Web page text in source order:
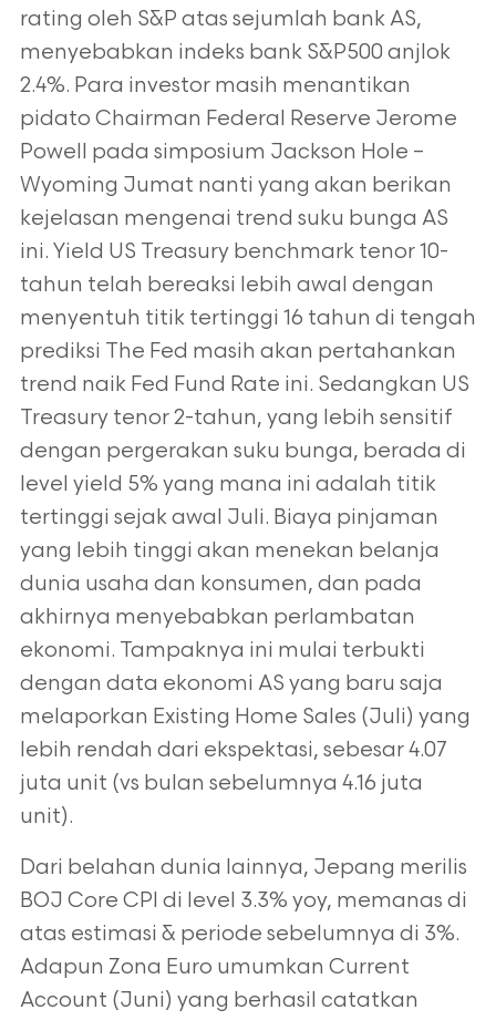
rating oleh S&P atas sejumlah bank AS,
menyebabkan indeks bank S&P500 anjlok
2.4%. Para investor masih menantikan
pidato Chairman Federal Reserve Jerome
Powell pada simposium Jackson Hole –
Wyoming Jumat nanti yang akan berikan
kejelasan mengenai trend suku bunga AS
ini. Yield US Treasury benchmark tenor 10-
tahun telah bereaksi lebih awal dengan
menyentuh titik tertinggi 16 tahun di tengah
prediksi The Fed masih akan pertahankan
trend naik Fed Fund Rate ini. Sedangkan US
Treasury tenor 2-tahun, yang lebih sensitif
dengan pergerakan suku bunga, berada di
level yield 5% yang mana ini adalah titik
tertinggi sejak awal Juli. Biaya pinjaman
yang lebih tinggi akan menekan belanja
dunia usaha dan konsumen, dan pada
akhirnya menyebabkan perlambatan
ekonomi. Tampaknya ini mulai terbukti
dengan data ekonomi AS yang baru saja
melaporkan Existing Home Sales (Juli) yang
lebih rendah dari ekspektasi, sebesar 4.07
juta unit (vs bulan sebelumnya 4.16 juta
unit).
Dari belahan dunia lainnya, Jepang merilis
BOJ Core CPI di level 3.3% yoy, memanas di
atas estimasi & periode sebelumnya di 3%.
Adapun Zona Euro umumkan Current
Account (Juni) yang berhasil catatkan